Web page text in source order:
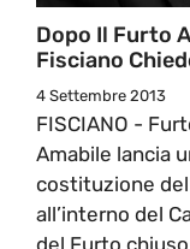
Dopo Il Furto
Fisciano
4 Settembre 2013
FISCIANO -
Amabile lancia
costituzione
all’interno del
del Furto